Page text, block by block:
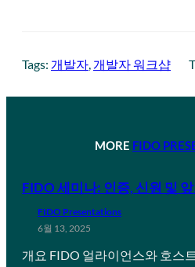
Tags: 개발자 개발자 워크샵
MORE FIDO
FIDO 세미나: 인증, 신원 및
FIDO Presentations
6월 13, 2025
개요 FIDO 얼라이언스와 호스